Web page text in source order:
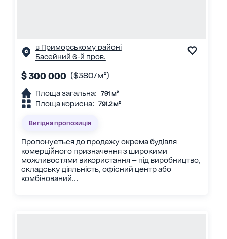
в Приморському районі
Басейний 6-й пров.
$ 300 000 ($380/м²)
Площа загальна: 791 м²
Площа корисна: 791.2 м²
Вигідна пропозиція
Пропонується до продажу окрема будівля
комерційного призначення з широкими
можливостями використання — під виробництво,
складську діяльність, офісний центр або
комбінований...